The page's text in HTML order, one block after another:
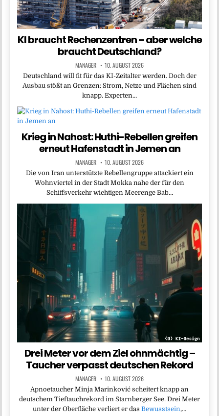
KI braucht Rechenzentren – aber welche
braucht Deutschland?
MANAGER 10. AUGUST 2026
Deutschland will fit für das KI-Zeitalter werden. Doch der
Ausbau stößt an Grenzen: Strom, Netze und Flächen sind
knapp. Experten…
Krieg in Nahost: Huthi-Rebellen greifen
erneut Hafenstadt in Jemen an
MANAGER 10. AUGUST 2026
Die von Iran unterstützte Rebellengruppe attackiert ein
Wohnviertel in der Stadt Mokka nahe der für den
Schiffsverkehr wichtigen Meerenge Bab…
Drei Meter vor dem Ziel ohnmächtig –
Taucher verpasst deutschen Rekord
MANAGER 10. AUGUST 2026
Apnoetaucher Minja Marinković scheitert knapp an
deutschem Tieftauchrekord im Starnberger See. Drei Meter
unter der Oberfläche verliert er das Bewusstsein,…